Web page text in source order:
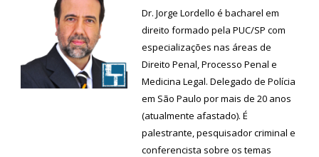
Dr. Jorge Lordello é bacharel em
direito formado pela PUC/SP com
especializações nas áreas de
Direito Penal, Processo Penal e
Medicina Legal. Delegado de Polícia
em São Paulo por mais de 20 anos
(atualmente afastado). É
palestrante, pesquisador criminal e
conferencista sobre os temas